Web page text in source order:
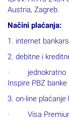
Austria, Zagreb.
Načini plaćanja:
1. internet
2. debitne i
· jednokratno i
Inspire PBZ
3. on-line
· Visa